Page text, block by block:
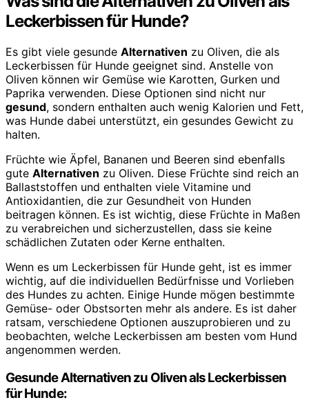
Leckerbissen für Hunde?
Es gibt viele gesunde Alternativen zu Oliven, die als
Leckerbissen für Hunde geeignet sind. Anstelle von
Oliven können wir Gemüse wie Karotten, Gurken und
Paprika verwenden. Diese Optionen sind nicht nur
gesund, sondern enthalten auch wenig Kalorien und Fett,
was Hunde dabei unterstützt, ein gesundes Gewicht zu
halten.
Früchte wie Äpfel, Bananen und Beeren sind ebenfalls
gute Alternativen zu Oliven. Diese Früchte sind reich an
Ballaststoffen und enthalten viele Vitamine und
Antioxidantien, die zur Gesundheit von Hunden
beitragen können. Es ist wichtig, diese Früchte in Maßen
zu verabreichen und sicherzustellen, dass sie keine
schädlichen Zutaten oder Kerne enthalten.
Wenn es um Leckerbissen für Hunde geht, ist es immer
wichtig, auf die individuellen Bedürfnisse und Vorlieben
des Hundes zu achten. Einige Hunde mögen bestimmte
Gemüse- oder Obstsorten mehr als andere. Es ist daher
ratsam, verschiedene Optionen auszuprobieren und zu
beobachten, welche Leckerbissen am besten vom Hund
angenommen werden.
Gesunde Alternativen zu Oliven als Leckerbissen
für Hunde: